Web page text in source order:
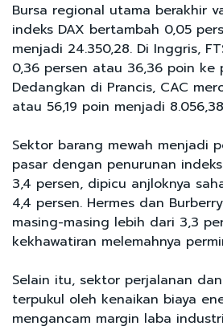
Bursa regional utama berakhir
indeks DAX bertambah 0,05
menjadi 24.350,28. Di Inggris,
0,36 persen atau 36,36 poin ke
Dedangkan di Prancis, CAC
atau 56,19 poin menjadi 8.056,38
Sektor barang mewah menjadi
pasar dengan penurunan
3,4 persen, dipicu anjloknya
4,4 persen. Hermes dan
masing-masing lebih dari 3,3
kekhawatiran melemahnya
Selain itu, sektor perjalanan
terpukul oleh kenaikan biaya
mengancam margin laba